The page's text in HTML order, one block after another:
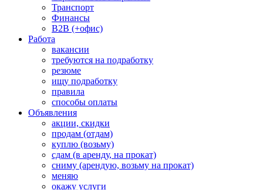
Транспорт
Финансы
B2B (+офис)
Работа
вакансии
требуются на подработку
резюме
ищу подработку
правила
способы оплаты
Объявления
акции, скидки
продам (отдам)
куплю (возьму)
сдам (в аренду, на прокат)
сниму (арендую, возьму на прокат)
меняю
окажу услуги